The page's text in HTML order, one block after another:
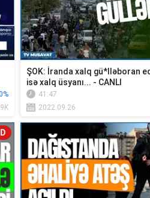
ŞOK: İranda xalq gü*lləboran
isə xalq üsyanı... - CANLI
41:47
2022.09.26